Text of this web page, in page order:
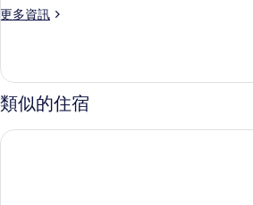
相
更多資訊
更
詳
情
類似的住宿
海福商務飯店